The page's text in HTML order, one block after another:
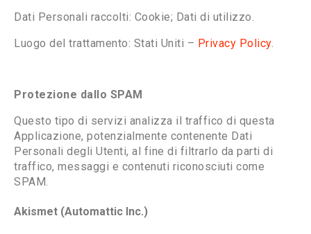
Dati Personali raccolti: Cookie; Dati di utilizzo.
Luogo del trattamento: Stati Uniti – Privacy Policy.
Protezione dallo SPAM
Questo tipo di servizi analizza il traffico di questa
Applicazione, potenzialmente contenente Dati
Personali degli Utenti, al fine di filtrarlo da parti di
traffico, messaggi e contenuti riconosciuti come
SPAM.
Akismet (Automattic Inc.)